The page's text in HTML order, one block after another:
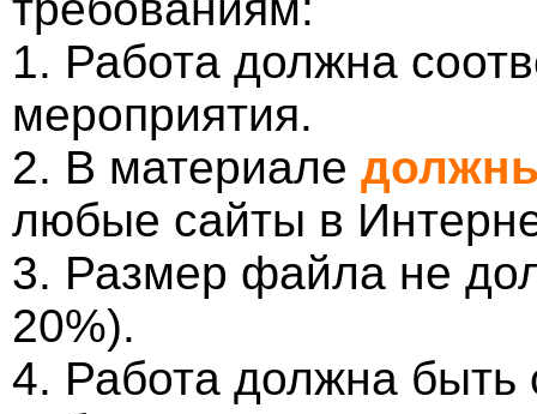
1. Работа должна
мероприятия.
2. В материале
любые сайты в
3. Размер файла не
20%).
4. Работа должна